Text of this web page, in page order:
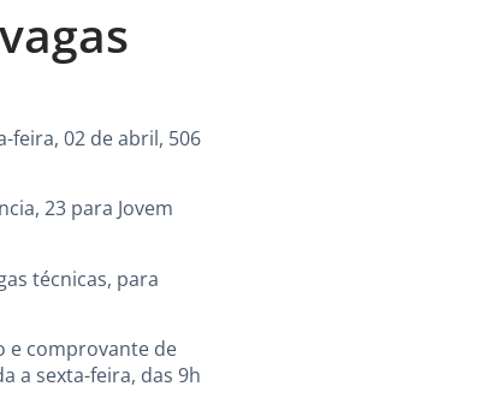
feira, 02 de abril, 506
23 para Jovem
técnicas, para
e comprovante de
a sexta-feira, das 9h